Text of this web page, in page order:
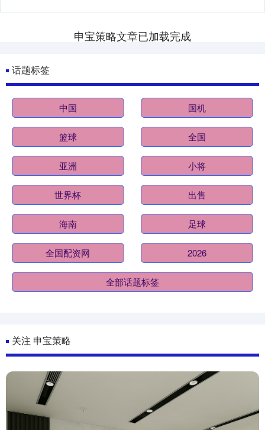
申宝策略文章已加载完成
话题标签
中国 国机
篮球 全国
亚洲 小将
世界杯 出售
海南 足球
全国配资网 2026
全部话题标签
关注 申宝策略